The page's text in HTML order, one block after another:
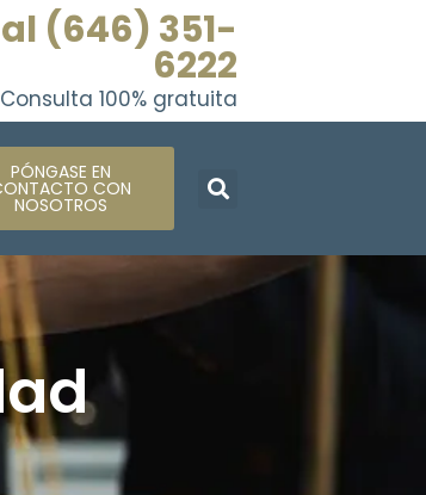
(646) 351-
6222
Consulta 100% gratuita
PÓNGASE EN
CON
NOSOTROS